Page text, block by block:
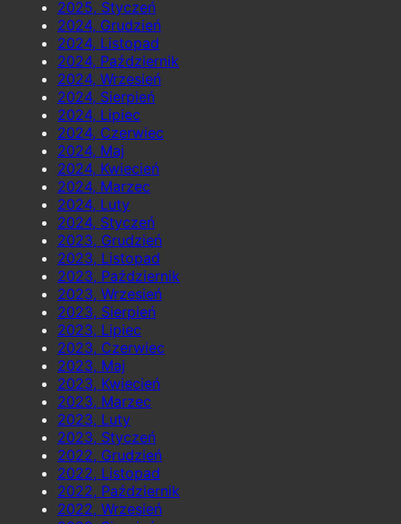
2025, Styczeń
2024, Grudzień
2024, Listopad
2024, Październik
2024, Wrzesień
2024, Sierpień
2024, Lipiec
2024, Czerwiec
2024, Maj
2024, Kwiecień
2024, Marzec
2024, Luty
2024, Styczeń
2023, Grudzień
2023, Listopad
2023, Październik
2023, Wrzesień
2023, Sierpień
2023, Lipiec
2023, Czerwiec
2023, Maj
2023, Kwiecień
2023, Marzec
2023, Luty
2023, Styczeń
2022, Grudzień
2022, Listopad
2022, Październik
2022, Wrzesień